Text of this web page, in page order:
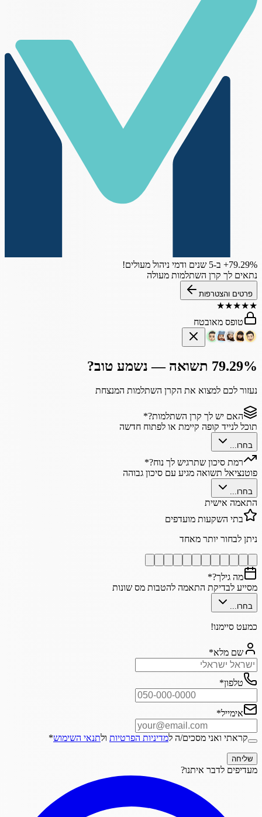
‎+79.29% ב-5 שנים
ודמי ניהול מעולים!
נתאים לך קרן השתלמות מעולה
פרטים והצטרפות
★
★
★
★
★
טופס מאובטח
79.29% תשואה — נשמע טוב?
נעזור לכם למצוא את הקרן השתלמות המנצחת
האם יש לך קרן השתלמות?*
תוכל לנייד קופה קיימת או לפתוח חדשה
בחרו...
רמת סיכון שתרגיש לך נוח?*
פוטנציאל תשואה מגיע עם סיכון גבוהה
בחרו...
התאמה אישית
בתי השקעות מועדפים
ניתן לבחור יותר מאחד
מה גילך?*
מסייע לבדיקת התאמה להטבות מס שונות
בחרו...
כמעט סיימנו!
שם מלא*
טלפון*
אימייל*
קראתי ואני מסכים/ה למדיניות הפרטיות ולתנאי השימוש*
שליחה
מעדיפים לדבר איתנו?